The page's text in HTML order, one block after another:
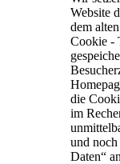
Website
dem
Cookie -
die
im
und
Daten“